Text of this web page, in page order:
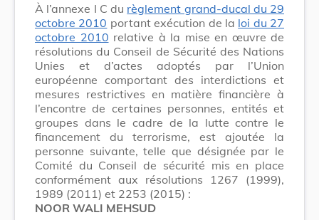
À l’annexe I C du règlement grand-ducal du 29
octobre 2010 portant exécution de la loi du 27
octobre 2010 relative à la mise en œuvre de
résolutions du Conseil de Sécurité des Nations
Unies et d’actes adoptés par l’Union
européenne comportant des interdictions et
mesures restrictives en matière financière à
l’encontre de certaines personnes, entités et
groupes dans le cadre de la lutte contre le
financement du terrorisme, est ajoutée la
personne suivante, telle que désignée par le
Comité du Conseil de sécurité mis en place
conformément aux résolutions 1267 (1999),
1989 (2011) et 2253 (2015) :
NOOR WALI MEHSUD